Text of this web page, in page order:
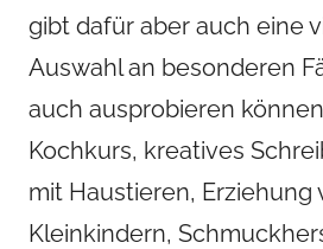
gibt dafür aber auch eine
Auswahl an besonderen
auch ausprobieren
Kochkurs, kreatives
mit Haustieren, Erziehung
Kleinkindern,